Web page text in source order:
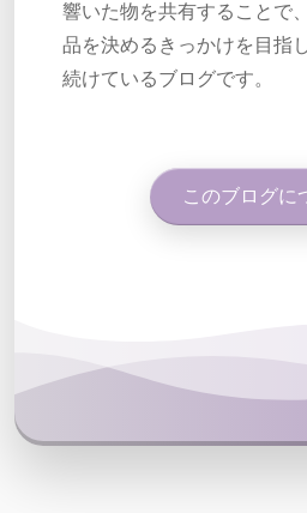
響いた物を共有することで
品を決めるきっかけを目指
続けているブログです。
このブログに